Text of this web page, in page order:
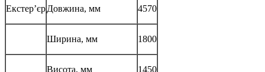
Екстер’єрДовжина, мм 4570
Ширина, мм 1800
Висота, мм 1450